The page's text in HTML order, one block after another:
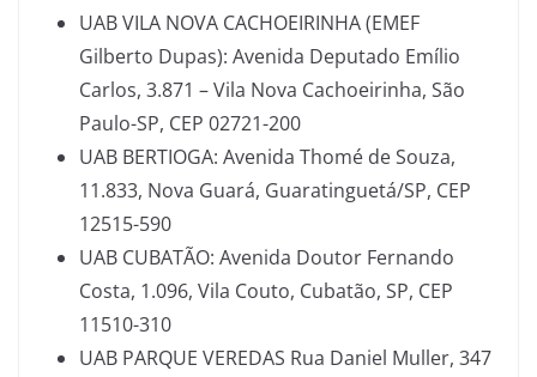
UAB VILA NOVA CACHOEIRINHA (EMEF
Gilberto Dupas): Avenida Deputado Emílio
Carlos, 3.871 – Vila Nova Cachoeirinha, São
Paulo-SP, CEP 02721-200
UAB BERTIOGA: Avenida Thomé de Souza,
11.833, Nova Guará, Guaratinguetá/SP, CEP
12515-590
UAB CUBATÃO: Avenida Doutor Fernando
Costa, 1.096, Vila Couto, Cubatão, SP, CEP
11510-310
UAB PARQUE VEREDAS Rua Daniel Muller, 347